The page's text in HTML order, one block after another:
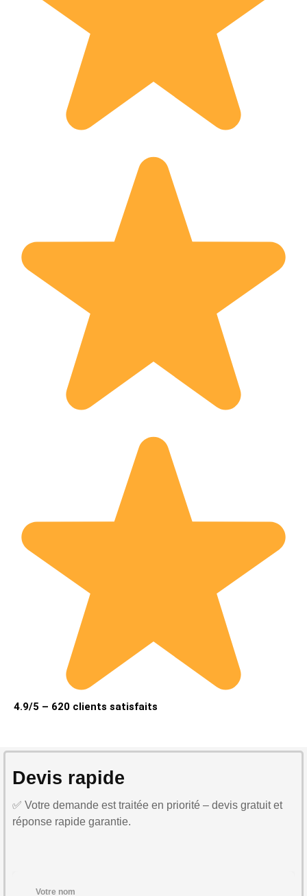
4.9/5 – 620 clients satisfaits
Devis rapide
✅ Votre demande est traitée en priorité – devis gratuit et
réponse rapide garantie.
Votre nom